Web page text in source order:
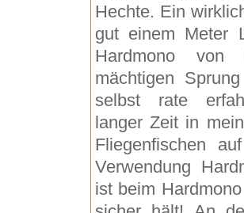
Hechte. Ein
gut einem Meter
Hardmono
mächtigen
selbst rate
langer Zeit in
Fliegenfischen
Verwendung
ist beim